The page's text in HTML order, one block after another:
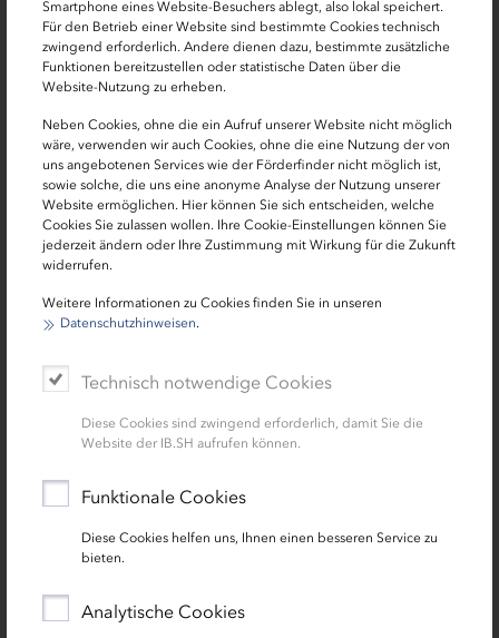
Smartphone eines Website-Besuchers ablegt, also lokal speichert.
Für den Betrieb einer Website sind bestimmte Cookies technisch
zwingend erforderlich. Andere dienen dazu, bestimmte zusätzliche
Funktionen bereitzustellen oder statistische Daten über die
Website-Nutzung zu erheben.
Neben Cookies, ohne die ein Aufruf unserer Website nicht möglich
wäre, verwenden wir auch Cookies, ohne die eine Nutzung der von
uns angebotenen Services wie der Förderfinder nicht möglich ist,
sowie solche, die uns eine anonyme Analyse der Nutzung unserer
Website ermöglichen. Hier können Sie sich entscheiden, welche
Cookies Sie zulassen wollen. Ihre Cookie-Einstellungen können Sie
jederzeit ändern oder Ihre Zustimmung mit Wirkung für die Zukunft
widerrufen.
Weitere Informationen zu Cookies finden Sie in unseren
Datenschutzhinweisen.
Technisch notwendige Cookies
Diese Cookies sind zwingend erforderlich, damit Sie die
Website der IB.SH aufrufen können.
Funktionale Cookies
Diese Cookies helfen uns, Ihnen einen besseren Service zu
bieten.
Analytische Cookies
17.06.2024 | News
Umfrage zu Interreg Deutschland-
Danmark: Ihre Meinung ist gefragt!
einen Mehrwert für die deutsch-dänische
Grenzregion bieten? Und wie sollte deutsch-
dänische Zusammenarbeit ab 2028 aussehen?
Im Auftrag der EU-Kommission führt die bei der
IB.SH angesiedelte Verwaltungsbehörde von
Interreg Deutschland-Danmark eine Umfrage
und Stakeholdern für die Zukunft deutsch-